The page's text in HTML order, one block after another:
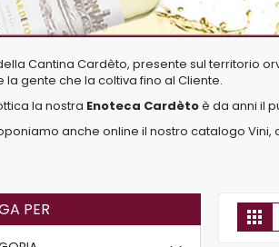
Cantina Cardèto, presente sul territorio
la gente che la coltiva fino al Cliente.
la nostra Enoteca Cardètoè da anni il
anche online il nostro catalogo
PER